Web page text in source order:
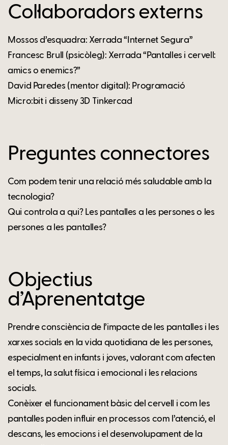
Col·laboradors externs
Mossos d’esquadra: Xerrada “Internet Segura”
Francesc Brull (psicòleg): Xerrada “Pantalles i cervell:
amics o enemics?”
David Paredes (mentor digital): Programació
Micro:bit i disseny 3D Tinkercad
Preguntes connectores
Com podem tenir una relació més saludable amb la
tecnologia?
Qui controla a qui? Les pantalles a les persones o les
persones a les pantalles?
Objectius
d’Aprenentatge
Prendre consciència de l’impacte de les pantalles i les
xarxes socials en la vida quotidiana de les persones,
especialment en infants i joves, valorant com afecten
el temps, la salut física i emocional i les relacions
socials.
Conèixer el funcionament bàsic del cervell i com les
pantalles poden influir en processos com l’atenció, el
descans, les emocions i el desenvolupament de la